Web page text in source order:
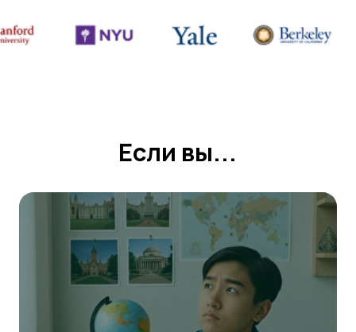
Только делаете первые
шаги к поступлению
в подготовке к поступлению и хотите